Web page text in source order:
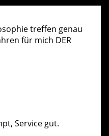
treffen genau
für mich DER
Service gut.